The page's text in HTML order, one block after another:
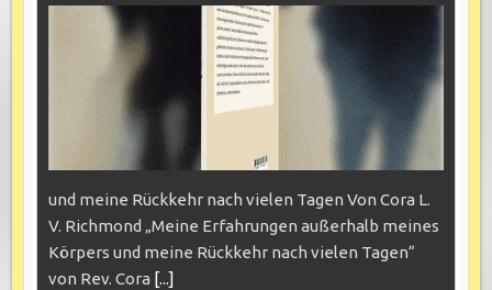
und meine Rückkehr nach vielen Tagen Von Cora L.
V. Richmond „Meine Erfahrungen außerhalb meines
Körpers und meine Rückkehr nach vielen Tagen“
von Rev. Cora [...]